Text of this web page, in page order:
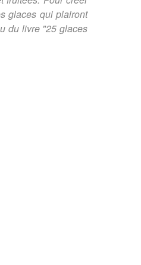
glaces qui plairont
du livre "25 glaces